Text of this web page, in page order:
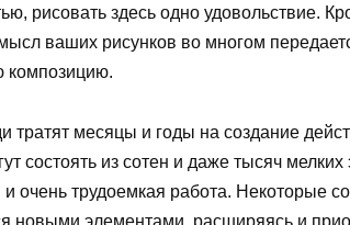
рисовать здесь одно удовольствие.
ваших рисунков во многом
композицию.
тратят месяцы и годы на создание
состоять из сотен и даже тысяч
и очень трудоемкая работа. Некоторые
новыми элементами, расширяясь и